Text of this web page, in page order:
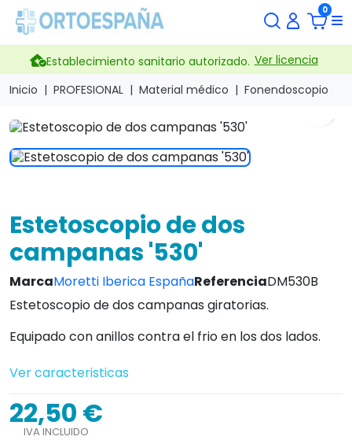
0
Establecimiento sanitario autorizado. Ver licencia
Inicio
PROFESIONAL Material médico Fonendoscopio
Estetoscopio de dos
campanas '530'
MarcaMoretti Iberica EspañaReferenciaDM530B
Estetoscopio de dos campanas giratorias.
Equipado con anillos contra el frio en los dos lados.
Ver caracteristicas
22,50 €
IVA INCLUIDO